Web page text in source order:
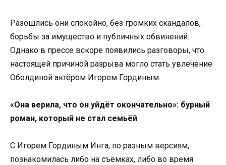
Разошлись они спокойно, без громких скандалов,
борьбы за имущество и публичных обвинений.
Однако в прессе вскоре появились разговоры, что
настоящей причиной разрыва могло стать увлечение
Оболдиной актёром Игорем Гординым.
«Она верила, что он уйдёт окончательно»: бурный
роман, который не стал семьёй
С Игорем Гординым Инга, по разным версиям,
познакомилась либо на съёмках, либо во время